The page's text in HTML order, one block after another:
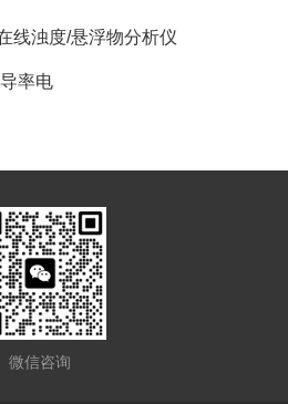
线浊度/悬浮物分析仪
率电
微信咨询